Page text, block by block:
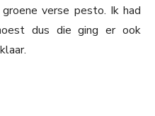
verse pesto. Ik had
dus die ging er ook